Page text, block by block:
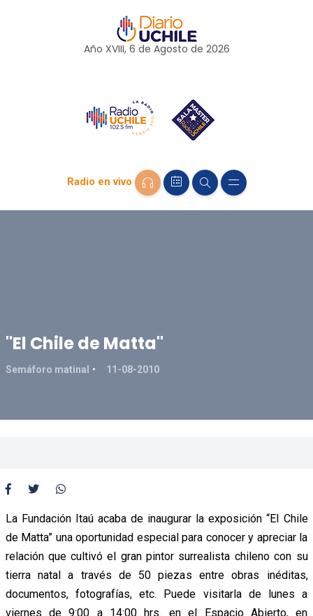
Año XVIII, 6 de Agosto de 2026
Radio en vivo
"El Chile de Matta"
Semáforo matinal 11-08-2010
La Fundación Itaú acaba de inaugurar la exposición “El Chile
de Matta” una oportunidad especial para conocer y apreciar la
relación que cultivó el gran pintor surrealista chileno con su
tierra natal a través de 50 piezas entre obras inéditas,
documentos, fotografías, etc. Puede visitarla de lunes a
viernes de 9:00 a 14:00 hrs. en el Espacio Abierto, en